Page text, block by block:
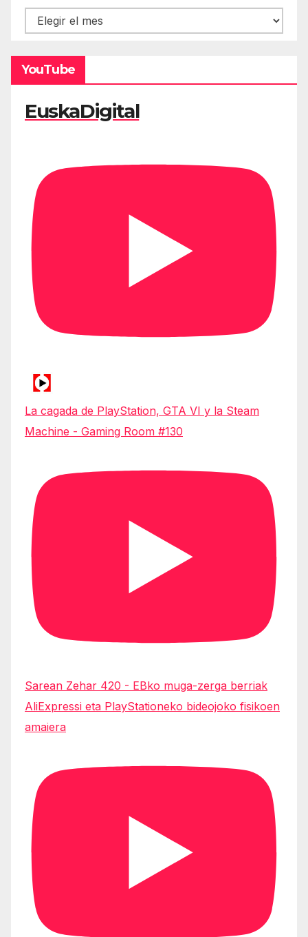
Hemeroteca
YouTube
EuskaDigital
La cagada de PlayStation, GTA VI y la Steam
Machine - Gaming Room #130
Sarean Zehar 420 - EBko muga-zerga berriak
AliExpressi eta PlayStationeko bideojoko fisikoen
amaiera